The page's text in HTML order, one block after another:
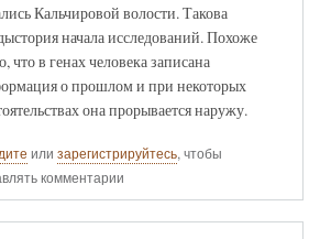
Кальчировой волости. Такова
начала исследований. Похоже
что в генах человека записана
о прошлом и при некоторых
она прорывается наружу.
или зарегистрируйтесь, чтобы
комментарии